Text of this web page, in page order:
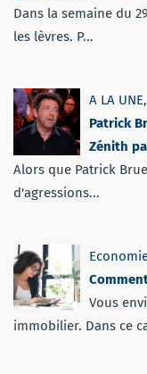
Dans la semaine du
les lèvres. P...
A LA UNE,
Patrick
Zénith
Alors que Patrick
d'agressions...
Vous
immobilier. Dans ce